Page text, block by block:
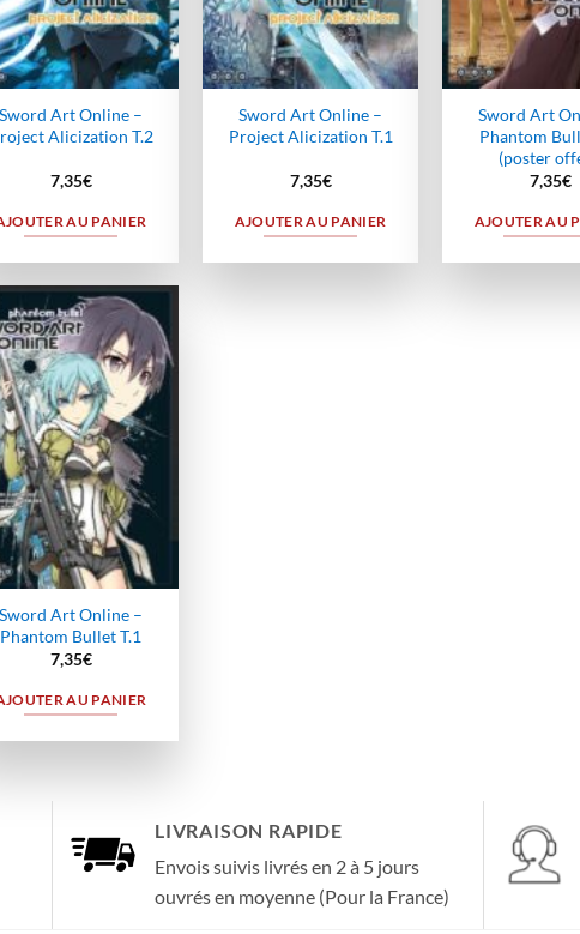
Sword Art Online –
Alicization T.2
7,35€
AU PANIER
Sword Art Online –
Project Alicization T.1
7,35€
AJOUTER AU PANIER
Sword Art
Phantom
(poster
7,35€
AJOUTER AU
Ajouter
à la
wishlist
Sword Art Online –
Phantom Bullet T.1
7,35€
AU PANIER
LIVRAISON RAPIDE
Envois suivis livrés en 2 à 5 jours
ouvrés en moyenne (Pour la France)